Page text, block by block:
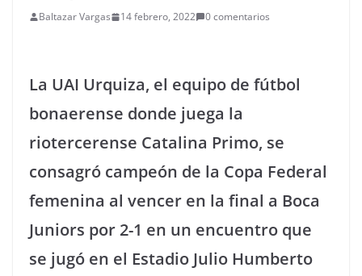
Baltazar Vargas 14 febrero, 2022 0 comentarios
La UAI Urquiza, el equipo de fútbol
bonaerense donde juega la
riotercerense Catalina Primo, se
consagró campeón de la Copa Federal
femenina al vencer en la final a Boca
Juniors por 2-1 en un encuentro que
se jugó en el Estadio Julio Humberto